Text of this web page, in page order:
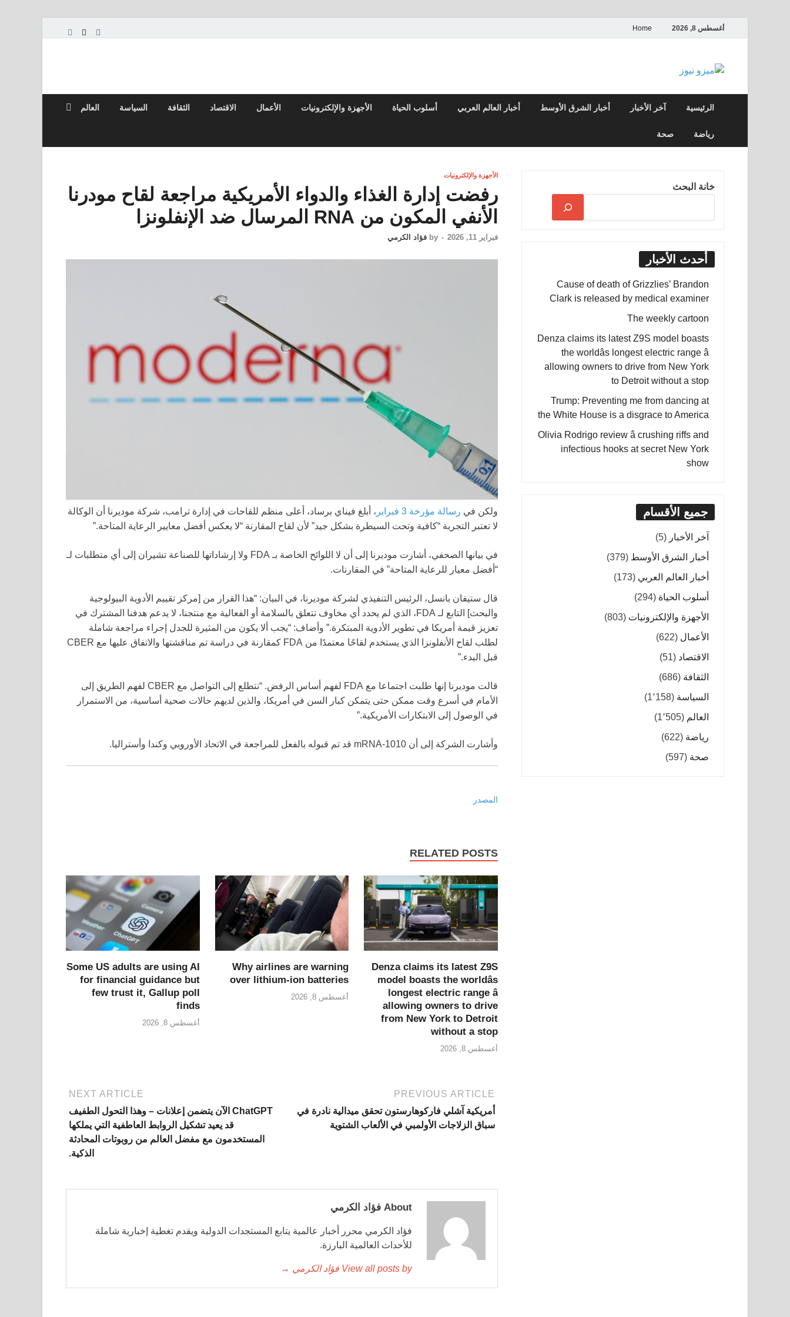
أغسطس 8, 2026 Home
ميزو نيوز
الرئيسية آخر الأخبار أخبار الشرق الأوسط أخبار العالم العربي أسلوب الحياة الأجهزة والإلكترونيات الأعمال الاقتصاد الثقافة السياسة العالم
رياضة صحة
الأجهزة والإلكترونيات
رفضت إدارة الغذاء والدواء الأمريكية مراجعة لقاح مودرنا
الأنفي المكون من RNA المرسال ضد الإنفلونزا
فبراير 11, 2026 -
by فؤاد الكرمي
ولكن في رسالة مؤرخة 3 فبراير
، أبلغ فيناي برساد، أعلى منظم للقاحات في إدارة ترامب، شركة موديرنا أن الوكالة
لا تعتبر التجربة “كافية وتحت السيطرة بشكل جيد” لأن لقاح المقارنة “لا يعكس أفضل معايير الرعاية المتاحة.”
في بيانها الصحفي، أشارت موديرنا إلى أن لا اللوائح الخاصة بـ FDA ولا إرشاداتها للصناعة تشيران إلى أي متطلبات لـ
“أفضل معيار للرعاية المتاحة” في المقارنات.
قال ستيفان بانسل، الرئيس التنفيذي لشركة موديرنا، في البيان: “هذا القرار من [مركز تقييم الأدوية البيولوجية
والبحث] التابع لـ FDA، الذي لم يحدد أي مخاوف تتعلق بالسلامة أو الفعالية مع منتجنا، لا يدعم هدفنا المشترك في
تعزيز قيمة أمريكا في تطوير الأدوية المبتكرة.” وأضاف: “يجب ألا يكون من المثيرة للجدل إجراء مراجعة شاملة
لطلب لقاح الأنفلونزا الذي يستخدم لقاحًا معتمدًا من FDA كمقارنة في دراسة تم مناقشتها والاتفاق عليها مع CBER
قبل البدء.”
قالت موديرنا إنها طلبت اجتماعا مع FDA لفهم أساس الرفض. “نتطلع إلى التواصل مع CBER لفهم الطريق إلى
الأمام في أسرع وقت ممكن حتى يتمكن كبار السن في أمريكا، والذين لديهم حالات صحية أساسية، من الاستمرار
في الوصول إلى الابتكارات الأمريكية.”
وأشارت الشركة إلى أن mRNA-1010 قد تم قبوله بالفعل للمراجعة في الاتحاد الأوروبي وكندا وأستراليا.
المصدر
RELATED POSTS
Denza claims its latest Z9S
model boasts the worldâs
longest electric range â
allowing owners to drive
from New York to Detroit
without a stop
أغسطس 8, 2026
Why airlines are warning
over lithium-ion batteries
أغسطس 8, 2026
Some US adults are using AI
for financial guidance but
few trust it, Gallup poll
finds
أغسطس 8, 2026
PREVIOUS ARTICLE
أمريكية آشلي فاركوهارستون تحقق ميدالية نادرة في
سباق الزلاجات الأولمبي في الألعاب الشتوية
NEXT ARTICLE
ChatGPT الآن يتضمن إعلانات – وهذا التحول الطفيف
قد يعيد تشكيل الروابط العاطفية التي يملكها
المستخدمون مع مفضل العالم من روبوتات المحادثة
الذكية.
About فؤاد الكرمي
فؤاد الكرمي محرر أخبار عالمية يتابع المستجدات الدولية ويقدم تغطية إخبارية شاملة
للأحداث العالمية البارزة.
View all posts by فؤاد الكرمي →
خانة البحث
أحدث الأخبار
Cause of death of Grizzlies’ Brandon
Clark is released by medical examiner
The weekly cartoon
Denza claims its latest Z9S model boasts
the worldâs longest electric range â
allowing owners to drive from New York
to Detroit without a stop
Trump: Preventing me from dancing at
the White House is a disgrace to America
Olivia Rodrigo review â crushing riffs and
infectious hooks at secret New York
show
جميع الأقسام
آخر الأخبار (5)
أخبار الشرق الأوسط (379)
أخبار العالم العربي (173)
أسلوب الحياة (294)
الأجهزة والإلكترونيات (803)
الأعمال (622)
الاقتصاد (51)
الثقافة (686)
السياسة (1٬158)
العالم (1٬505)
رياضة (622)
صحة (597)